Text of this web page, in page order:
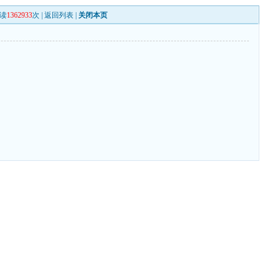
1362933次 |返回列表 关闭本页